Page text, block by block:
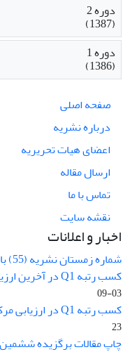
دوره 2
(1387)
دوره 1
(1386)
صفحه اصلی
درباره نشریه
اعضای هیات تحریریه
ارسال مقاله
تماس با ما
نقشه سایت
اخبار و اعلانات
شماره زمستان نشریه (55) با موضوع کرونا منتشر شد.
کسب رتبه Q1 در آخرین ارزیابی پایگاه جامع علوم استنادی ...
03-09
کسب رتبه Q1 در ارزیابی مرکز استنادی علوم جهان اسلام ...
23
چاپ مقالات برگزیده